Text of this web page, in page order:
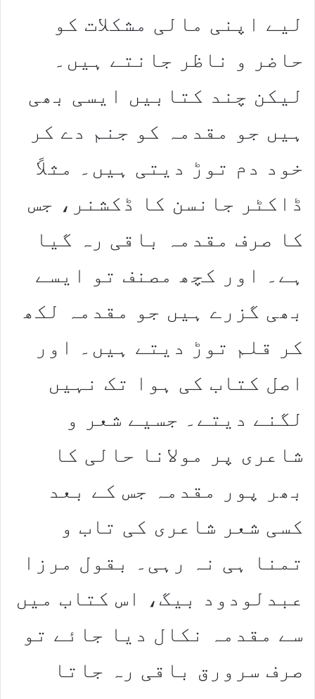
لیے اپنی مالی مشکلات کو
حاضر و ناظر جانتے ہیں۔
لیکن چند کتابیں ایسی بھی
ہیں جو مقدمہ کو جنم دے کر
خود دم توڑ دیتی ہیں۔ مثلاً
ڈاکٹر جانسن کا ڈکشنر، جس
کا صرف مقدمہ باقی رہ گیا
ہے۔ اور کچھ مصنف تو ایسے
بھی گزرے ہیں جو مقدمہ لکھ
کر قلم توڑ دیتے ہیں۔ اور
اصل کتاب کی ہوا تک نہیں
لگنے دیتے۔ جسیے شعر و
شاعری پر مولانا حالی کا
بھر پور مقدمہ جس کے بعد
کسی شعر شاعری کی تاب و
تمنا ہی نہ رہی۔ بقول مرزا
عبدلودود بیگ، اس کتاب میں
سے مقدمہ نکال دیا جائے تو
صرف سرورق باقی رہ جاتا